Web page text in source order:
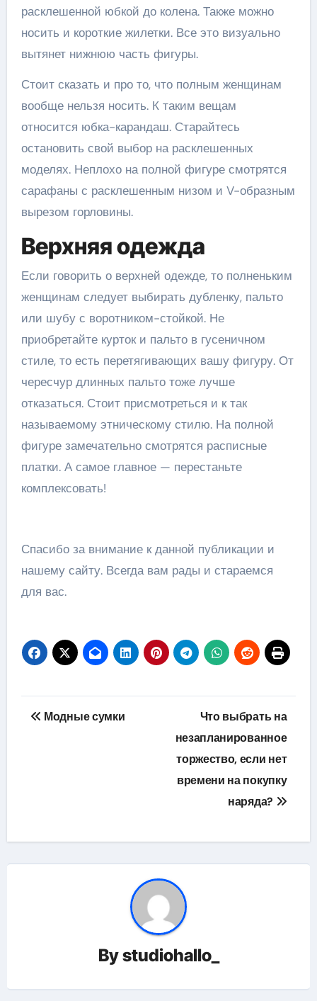
расклешенной юбкой до колена. Также можно
носить и короткие жилетки. Все это визуально
вытянет нижнюю часть фигуры.
Стоит сказать и про то, что полным женщинам
вообще нельзя носить. К таким вещам
относится юбка-карандаш. Старайтесь
остановить свой выбор на расклешенных
моделях. Неплохо на полной фигуре смотрятся
сарафаны с расклешенным низом и V-образным
вырезом горловины.
Верхняя одежда
Если говорить о верхней одежде, то полненьким
женщинам следует выбирать дубленку, пальто
или шубу с воротником-стойкой. Не
приобретайте курток и пальто в гусеничном
стиле, то есть перетягивающих вашу фигуру. От
чересчур длинных пальто тоже лучше
отказаться. Стоит присмотреться и к так
называемому этническому стилю. На полной
фигуре замечательно смотрятся расписные
платки. А самое главное — перестаньте
комплексовать!
Спасибо за внимание к данной публикации и
нашему сайту. Всегда вам рады и стараемся
для вас.
Навигация
Модные сумки
Что выбрать на
незапланированное
торжество, если нет
времени на покупку
наряда?
Bystudiohallo_